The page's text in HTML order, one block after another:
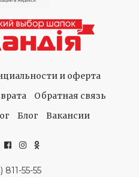
и оферта
Обратная связь
Блог Вакансии
811-55-55